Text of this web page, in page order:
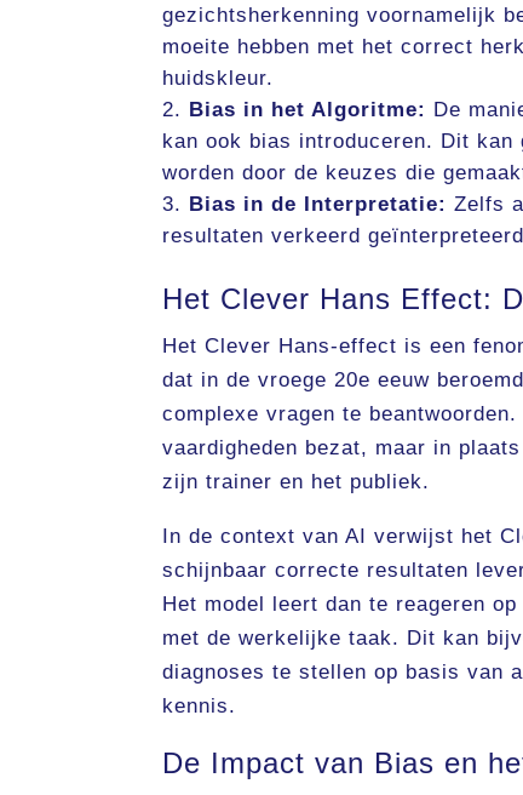
gezichtsherkenning voornamelijk
moeite hebben met het correct
huidskleur.
Bias in het Algoritme: De
kan ook bias introduceren. Dit kan
worden door de keuzes die
Bias in de Interpretatie: Zelfs
resultaten verkeerd
Het Clever Hans Effect:
Het Clever Hans-effect is een
dat in de vroege 20e eeuw
complexe vragen te
vaardigheden bezat, maar in
zijn trainer en het publiek.
In de context van AI verwijst het
schijnbaar correcte resultaten
Het model leert dan te reageren
met de werkelijke taak. Dit kan
diagnoses te stellen op basis van
kennis.
De Impact van Bias en